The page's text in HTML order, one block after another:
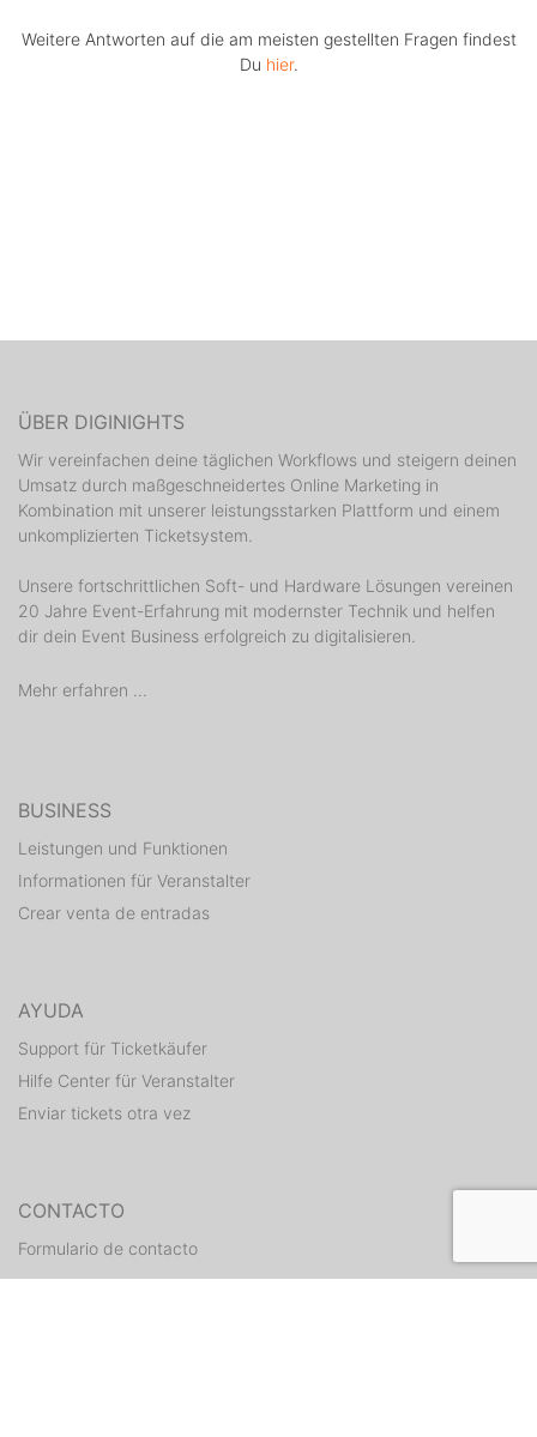
Weitere Antworten auf die am meisten gestellten Fragen findest
Du hier.
ÜBER DIGINIGHTS
Wir vereinfachen deine täglichen Workflows und steigern deinen
Umsatz durch maßgeschneidertes Online Marketing in
Kombination mit unserer leistungsstarken Plattform und einem
unkomplizierten Ticketsystem.
Unsere fortschrittlichen Soft- und Hardware Lösungen vereinen
20 Jahre Event-Erfahrung mit modernster Technik und helfen
dir dein Event Business erfolgreich zu digitalisieren.
Mehr erfahren ...
BUSINESS
Leistungen und Funktionen
Informationen für Veranstalter
Crear venta de entradas
AYUDA
Support für Ticketkäufer
Hilfe Center für Veranstalter
Enviar tickets otra vez
CONTACTO
Formulario de contacto